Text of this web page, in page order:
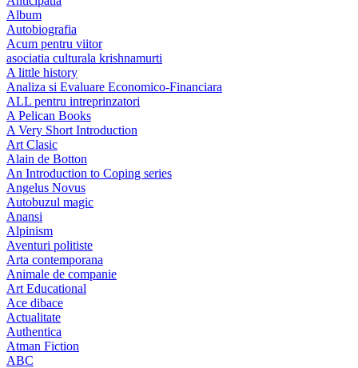
Album
Autobiografia
Acum pentru viitor
asociatia culturala krishnamurti
A little history
Analiza si Evaluare Economico-Financiara
ALL pentru intreprinzatori
A Pelican Books
A Very Short Introduction
Art Clasic
Alain de Botton
An Introduction to Coping series
Angelus Novus
Autobuzul magic
Anansi
Alpinism
Aventuri politiste
Arta contemporana
Animale de companie
Art Educational
Ace dibace
Actualitate
Authentica
Atman Fiction
ABC